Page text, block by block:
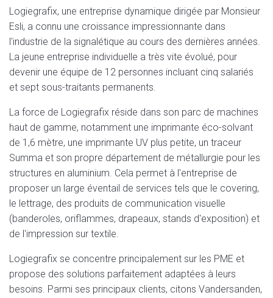
Logiegrafix, une entreprise dynamique dirigée par Monsieur
Esli, a connu une croissance impressionnante dans
l'industrie de la signalétique au cours des dernières années.
La jeune entreprise individuelle a très vite évolué, pour
devenir une équipe de 12 personnes incluant cinq salariés
et sept sous-traitants permanents.
La force de Logiegrafix réside dans son parc de machines
haut de gamme, notamment une imprimante éco-solvant
de 1,6 mètre, une imprimante UV plus petite, un traceur
Summa et son propre département de métallurgie pour les
structures en aluminium. Cela permet à l'entreprise de
proposer un large éventail de services tels que le covering,
le lettrage, des produits de communication visuelle
(banderoles, oriflammes, drapeaux, stands d'exposition) et
de l'impression sur textile.
Logiegrafix se concentre principalement sur les PME et
propose des solutions parfaitement adaptées à leurs
besoins. Parmi ses principaux clients, citons Vandersanden,